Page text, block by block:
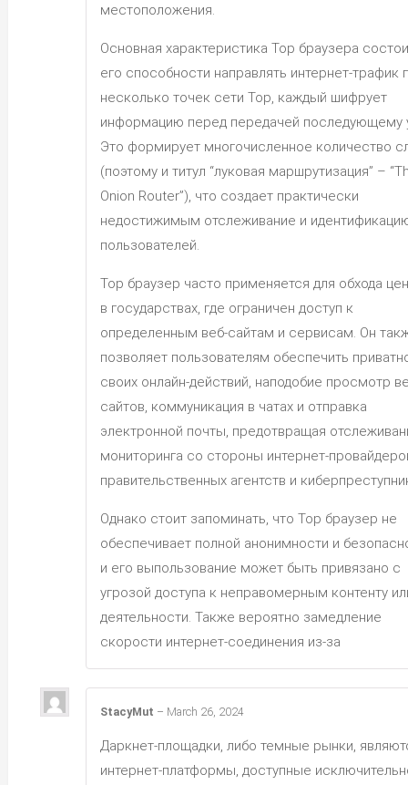
местоположения.
Основная характеристика Тор браузера
его способности направлять интернет-трафик
несколько точек сети Тор, каждый шифрует
информацию перед передачей последующему
Это формирует многочисленное количество
(поэтому и титул “луковая маршрутизация” –
Onion Router”), что создает практически
недостижимым отслеживание и
пользователей.
Тор браузер часто применяется для обхода
в государствах, где ограничен доступ к
определенным веб-сайтам и сервисам. Он
позволяет пользователям обеспечить
своих онлайн-действий, наподобие просмотр
сайтов, коммуникация в чатах и отправка
электронной почты, предотвращая
мониторинга со стороны интернет-
правительственных агентств и
Однако стоит запоминать, что Тор браузер не
обеспечивает полной анонимности и
и его выпользование может быть привязано с
угрозой доступа к неправомерным контенту
деятельности. Также вероятно замедление
скорости интернет-соединения из-за
StacyMut – March 26, 2024
Даркнет-площадки, либо темные рынки,
интернет-платформы, доступные